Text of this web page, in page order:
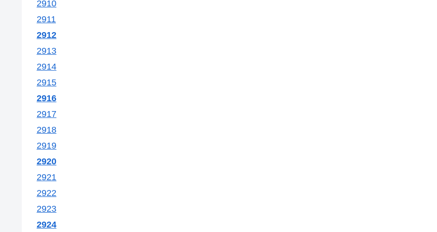
2910
2911
2912
2913
2914
2915
2916
2917
2918
2919
2920
2921
2922
2923
2924